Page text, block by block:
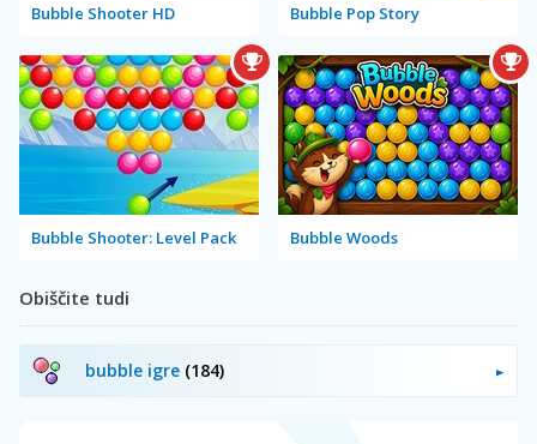
Bubble Shooter HD Bubble Pop Story
Bubble Shooter: Level Pack Bubble Woods
Obiščite tudi
bubble igre (184)